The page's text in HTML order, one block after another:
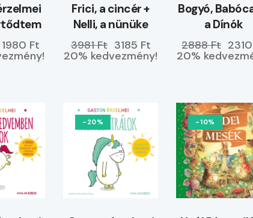
1980 Ft
Frici, a cincér +
Nelli, a nünüke
3981 Ft 3185 Ft
20% kedvezmény!
Bogyó,
a Dínók
2888 Ft
20%
-20% -10%